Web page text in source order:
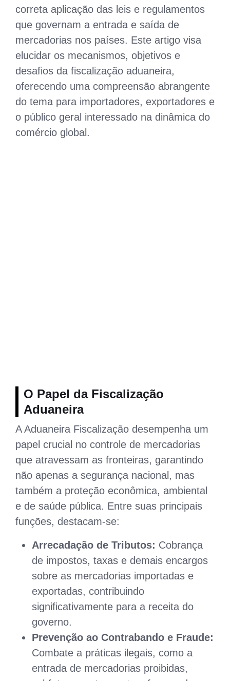
correta aplicação das leis e regulamentos
que governam a entrada e saída de
mercadorias nos países. Este artigo visa
elucidar os mecanismos, objetivos e
desafios da fiscalização aduaneira,
oferecendo uma compreensão abrangente
do tema para importadores, exportadores e
o público geral interessado na dinâmica do
comércio global.
O Papel da Fiscalização
Aduaneira
A Aduaneira Fiscalização desempenha um
papel crucial no controle de mercadorias
que atravessam as fronteiras, garantindo
não apenas a segurança nacional, mas
também a proteção econômica, ambiental
e de saúde pública. Entre suas principais
funções, destacam-se:
Arrecadação de Tributos: Cobrança
de impostos, taxas e demais encargos
sobre as mercadorias importadas e
exportadas, contribuindo
significativamente para a receita do
governo.
Prevenção ao Contrabando e Fraude:
Combate a práticas ilegais, como a
entrada de mercadorias proibidas,